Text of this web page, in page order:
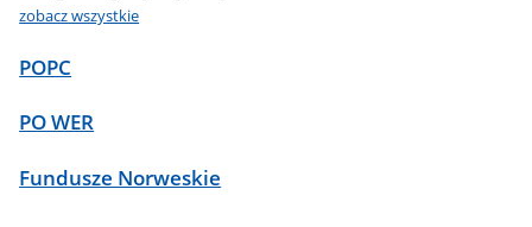
zobacz wszystkie
POPC
PO WER
Fundusze Norweskie